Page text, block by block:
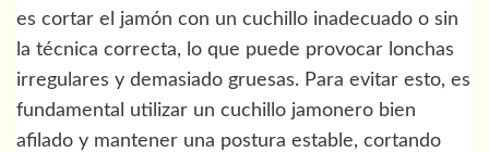
es cortar el jamón con un cuchillo inadecuado o sin
la técnica correcta, lo que puede provocar lonchas
irregulares y demasiado gruesas. Para evitar esto, es
fundamental utilizar un cuchillo jamonero bien
afilado y mantener una postura estable, cortando